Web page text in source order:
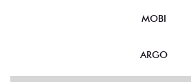
MOBI
ARGO